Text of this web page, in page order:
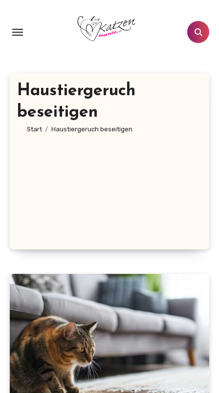
springen
Haustiergeruch
beseitigen
Start Haustiergeruch beseitigen